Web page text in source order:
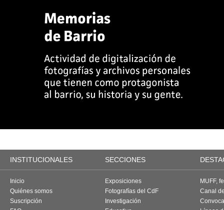
INSTITUCIONALES SECCIONES
Inicio
Quiénes somos
Suscripción
Exposiciones
Fotografías del CdF
Investigación
MUFF,
Canal